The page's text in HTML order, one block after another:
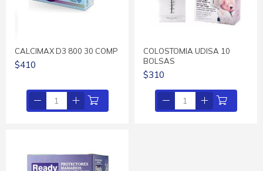
CALCIMAX D3 800 30 COMP
$410
COLOSTOMIA UDISA 10
BOLSAS
$310